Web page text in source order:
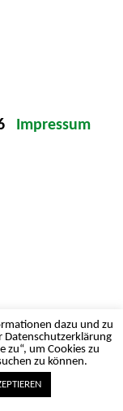
Impressum
dazu und zu
Datenschutzerklärung
zu“, um Cookies zu
zu können.